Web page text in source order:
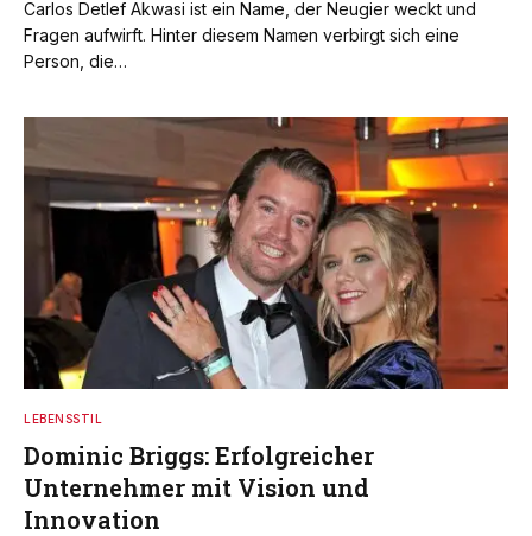
Carlos Detlef Akwasi ist ein Name, der Neugier weckt und
Fragen aufwirft. Hinter diesem Namen verbirgt sich eine
Person, die…
LEBENSSTIL
Dominic Briggs: Erfolgreicher
Unternehmer mit Vision und
Innovation